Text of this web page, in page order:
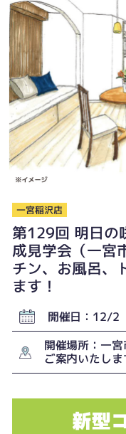
一宮稲沢店
第129回 明日の
成見学会（一
チン、お風呂、
ます！
開催日：12/2
開催場所：一
ご案内いたしま